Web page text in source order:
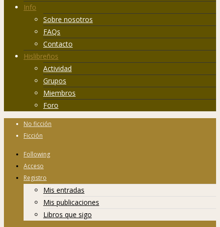
Info
Sobre nosotros
FAQs
Contacto
Hislibreños
Actividad
Grupos
Miembros
Foro
No ficción
Ficción
Following
Acceso
Registro
Mis entradas
Mis publicaciones
Libros que sigo